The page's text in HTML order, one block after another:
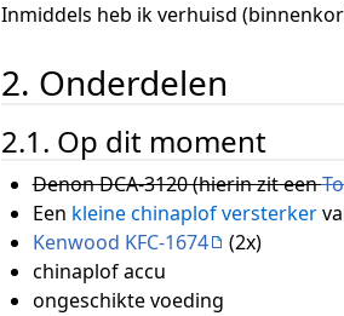
Inmiddels heb ik verhuisd
2. Onderdelen
2.1. Op dit moment
Denon DCA-3120 (hierin zit een
Een kleine chinaplof versterker
Kenwood KFC-1674
(2x)
chinaplof accu
ongeschikte voeding